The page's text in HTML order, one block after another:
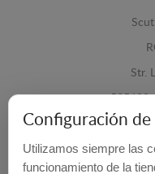
Str.
535600
E-mail:
Configuración de
Utilizamos siempre las
funcionamiento de la